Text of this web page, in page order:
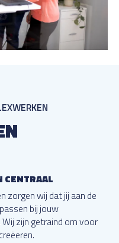
CENTRAAL
zorgen wij dat jij aan de
bij jouw
zijn getraind om voor